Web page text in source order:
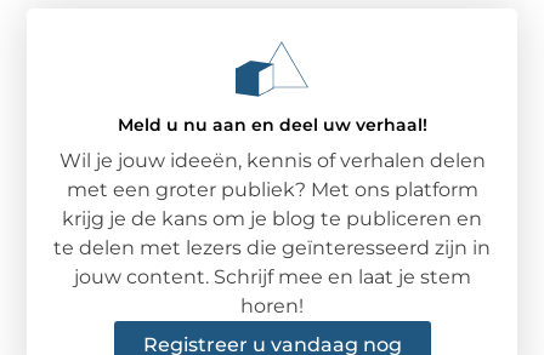
Meld u nu aan en deel uw verhaal!
Wil je jouw ideeën, kennis of verhalen delen
met een groter publiek? Met ons platform
krijg je de kans om je blog te publiceren en
te delen met lezers die geïnteresseerd zijn in
jouw content. Schrijf mee en laat je stem
horen!
Registreer u vandaag nog